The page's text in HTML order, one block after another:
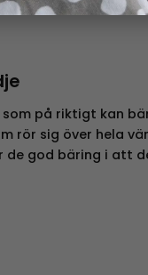
på riktigt kan
rör sig över hela
de god bäring i att